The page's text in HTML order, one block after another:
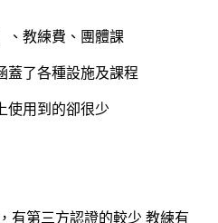
、教練費、團體課
蓋了各種設施及課程
使用到的卻很少
有第三方認證的較少 教練有